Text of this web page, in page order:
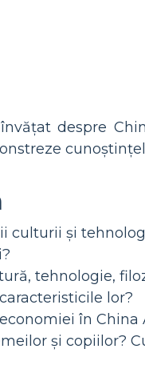
despre
culturii și
tehnologie,
lor?
în China
și copiilor?